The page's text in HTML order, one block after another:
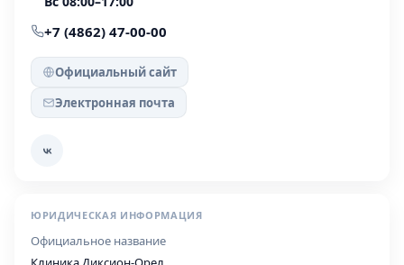
+7 (4862) 47-00-00
Официальный сайт
Электронная почта
ЮРИДИЧЕСКАЯ ИНФОРМАЦИЯ
Официальное название